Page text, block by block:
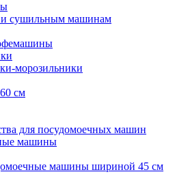
и сушильным машинам
морозильники
см
для посудомоечных машин
машины
машины шириной 45 см